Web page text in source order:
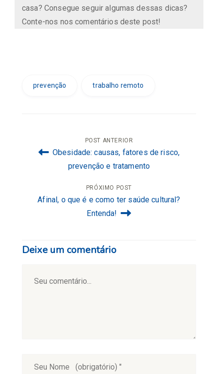
casa? Consegue seguir algumas dessas dicas?
Conte-nos nos comentários deste post!
prevenção trabalho remoto
NavegaçãoPOST ANTERIOR
Obesidade: causas, fatores de risco,
prevenção e tratamento
PRÓXIMO POST
Afinal, o que é e como ter saúde cultural?
Entenda!
Deixe um comentário